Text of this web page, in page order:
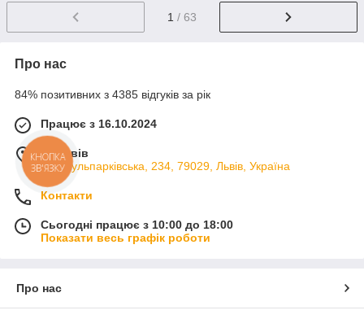
1 / 63
Про нас
84% позитивних з 4385 відгуків за рік
Працює з 16.10.2024
м. Львів
вул. Кульпарківська, 234, 79029, Львів, Україна
Контакти
Сьогодні працює з 10:00 до 18:00
Показати весь графік роботи
Про нас
КНОПКА
ЗВ'ЯЗКУ